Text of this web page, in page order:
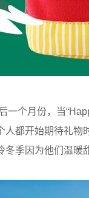
一个月份，当
人都开始期待礼
季因为他们温暖